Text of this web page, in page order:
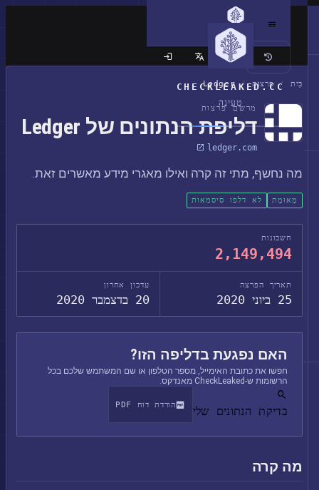
CHECKLEAKED.CC
טְעִינָה
האתר הקלאסי
/ פרצות /
Ledger
מרשם פרצות
דליפת הנתונים של Ledger
ledger.com
מה נחשף, מתי זה קרה ואילו מאגרי מידע מאשרים זאת.
מְאוּמָת לא דלפו סיסמאות
חשבונות
2,149,494
תאריך הפרצה
25 ביוני 2020
עדכון אחרון
20 בדצמבר 2020
האם נפגעת בדליפה הזו?
חפשו את כתובת האימייל, מספר הטלפון או שם המשתמש שלכם בכל
הרשומות ש-CheckLeaked מאנדקס.
בדיקת הנתונים שלי הורדת דוח PDF
מה קרה